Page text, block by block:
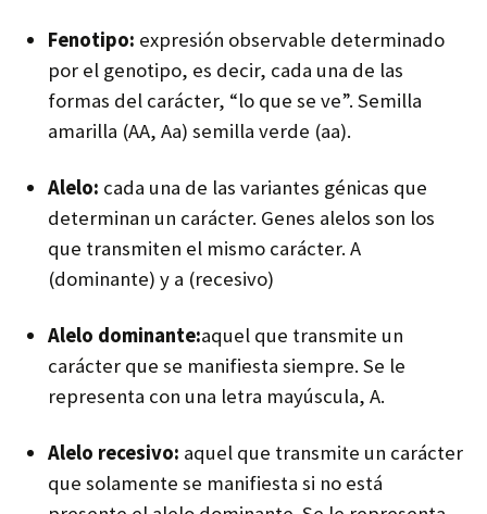
Fenotipo: expresión observable determinado
por el genotipo, es decir, cada una de las
formas del carácter, “lo que se ve”. Semilla
amarilla (AA, Aa) semilla verde (aa).
Alelo: cada una de las variantes génicas que
determinan un carácter. Genes alelos son los
que transmiten el mismo carácter. A
(dominante) y a (recesivo)
Alelo dominante:aquel que transmite un
carácter que se manifiesta siempre. Se le
representa con una letra mayúscula, A.
Alelo recesivo: aquel que transmite un carácter
que solamente se manifiesta si no está